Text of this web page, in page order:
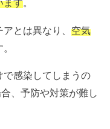
ます。
アとは異なり、空気
感染してしまうの
、予防や対策が難し